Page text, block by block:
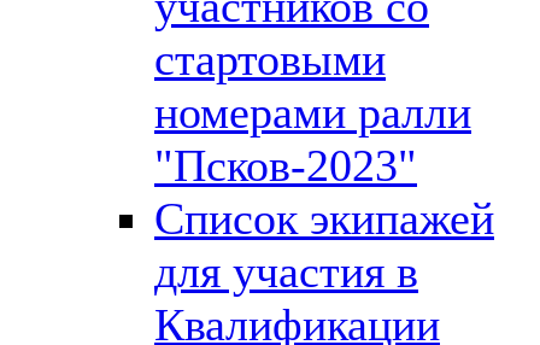
стартовыми
номерами ралли
"Псков-2023"
Список экипажей
для участия в
Квалификации